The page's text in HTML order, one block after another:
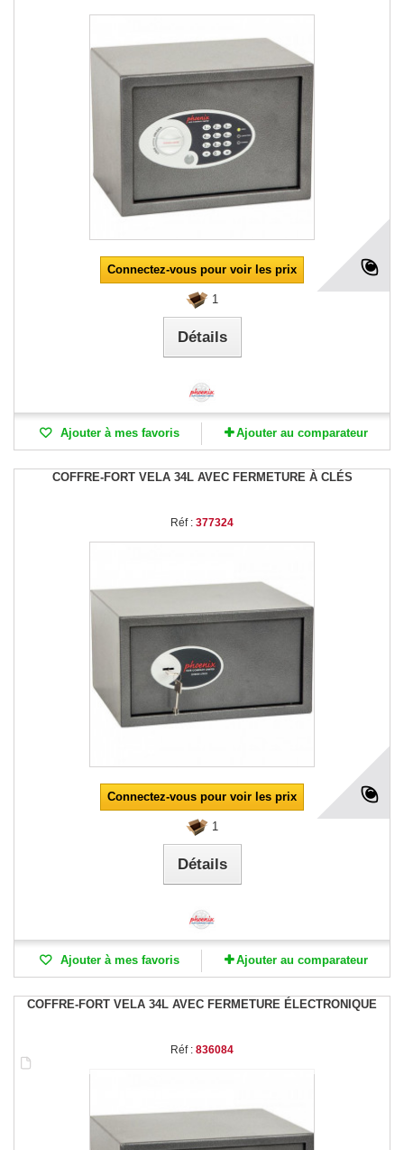
Connectez-vous pour voir les prix
1
Détails
Ajouter à mes favoris Ajouter au comparateur
COFFRE-FORT VELA 34L AVEC FERMETURE À CLÉS
Réf : 377324
Connectez-vous pour voir les prix
1
Détails
Ajouter à mes favoris Ajouter au comparateur
COFFRE-FORT VELA 34L AVEC FERMETURE ÉLECTRONIQUE
Réf : 836084